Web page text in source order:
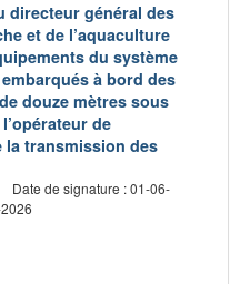
directeur général des
et de l’aquaculture
du système
à bord des
douze mètres sous
de
transmission des
Date de signature : 01-06-